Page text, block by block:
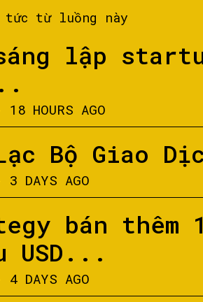
tức từ luồng này
lập
18 HOURS AGO
Bộ Giao
3 DAYS AGO
bán thêm
USD...
4 DAYS AGO